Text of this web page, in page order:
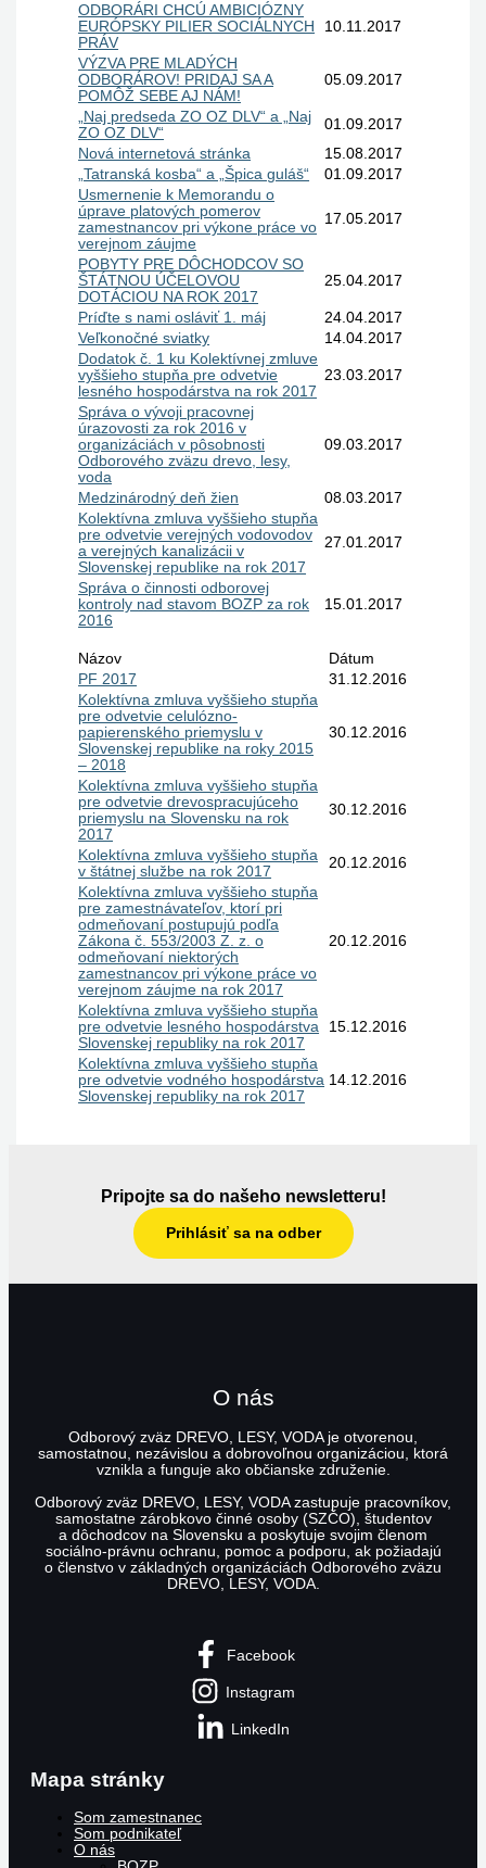
ODBORÁRI CHCÚ AMBICIÓZNY
EURÓPSKY PILIER SOCIÁLNYCH
PRÁV
10.11.2017
VÝZVA PRE MLADÝCH
ODBORÁROV! PRIDAJ SA A
POMÔŽ SEBE AJ NÁM!
05.09.2017
„Naj predseda ZO OZ DLV“ a „Naj
ZO OZ DLV“
01.09.2017
Nová internetová stránka
15.08.2017
„Tatranská kosba“ a „Špica guláš“
01.09.2017
Usmernenie k Memorandu o
úprave platových pomerov
zamestnancov pri výkone práce vo
verejnom záujme
17.05.2017
POBYTY PRE DÔCHODCOV SO
ŠTÁTNOU ÚČELOVOU
DOTÁCIOU NA ROK 2017
25.04.2017
Príďte s nami osláviť 1. máj
24.04.2017
Veľkonočné sviatky
14.04.2017
Dodatok č. 1 ku Kolektívnej zmluve
vyššieho stupňa pre odvetvie
lesného hospodárstva na rok 2017
23.03.2017
Správa o vývoji pracovnej
úrazovosti za rok 2016 v
organizáciách v pôsobnosti
Odborového zväzu drevo, lesy,
voda
09.03.2017
Medzinárodný deň žien
08.03.2017
Kolektívna zmluva vyššieho stupňa
pre odvetvie verejných vodovodov
a verejných kanalizácii v
Slovenskej republike na rok 2017
27.01.2017
Správa o činnosti odborovej
kontroly nad stavom BOZP za rok
2016
15.01.2017
Názov
Dátum
PF 2017
31.12.2016
Kolektívna zmluva vyššieho stupňa
pre odvetvie celulózno-
papierenského priemyslu v
Slovenskej republike na roky 2015
– 2018
30.12.2016
Kolektívna zmluva vyššieho stupňa
pre odvetvie drevospracujúceho
priemyslu na Slovensku na rok
2017
30.12.2016
Kolektívna zmluva vyššieho stupňa
v štátnej službe na rok 2017
20.12.2016
Kolektívna zmluva vyššieho stupňa
pre zamestnávateľov, ktorí pri
odmeňovaní postupujú podľa
Zákona č. 553/2003 Z. z. o
odmeňovaní niektorých
zamestnancov pri výkone práce vo
verejnom záujme na rok 2017
20.12.2016
Kolektívna zmluva vyššieho stupňa
pre odvetvie lesného hospodárstva
Slovenskej republiky na rok 2017
15.12.2016
Kolektívna zmluva vyššieho stupňa
pre odvetvie vodného hospodárstva
Slovenskej republiky na rok 2017
14.12.2016
Pripojte sa do našeho newsletteru!
Prihlásiť sa na odber
O nás
Odborový zväz DREVO, LESY, VODA je otvorenou,
samostatnou, nezávislou a dobrovoľnou organizáciou, ktorá
vznikla a funguje ako občianske združenie.
Odborový zväz DREVO, LESY, VODA zastupuje pracovníkov,
samostatne zárobkovo činné osoby (SZČO), študentov
a dôchodcov na Slovensku a poskytuje svojim členom
sociálno-právnu ochranu, pomoc a podporu, ak požiadajú
o členstvo v základných organizáciách Odborového zväzu
DREVO, LESY, VODA.
Facebook
Instagram
LinkedIn
Mapa stránky
Som zamestnanec
Som podnikateľ
O nás